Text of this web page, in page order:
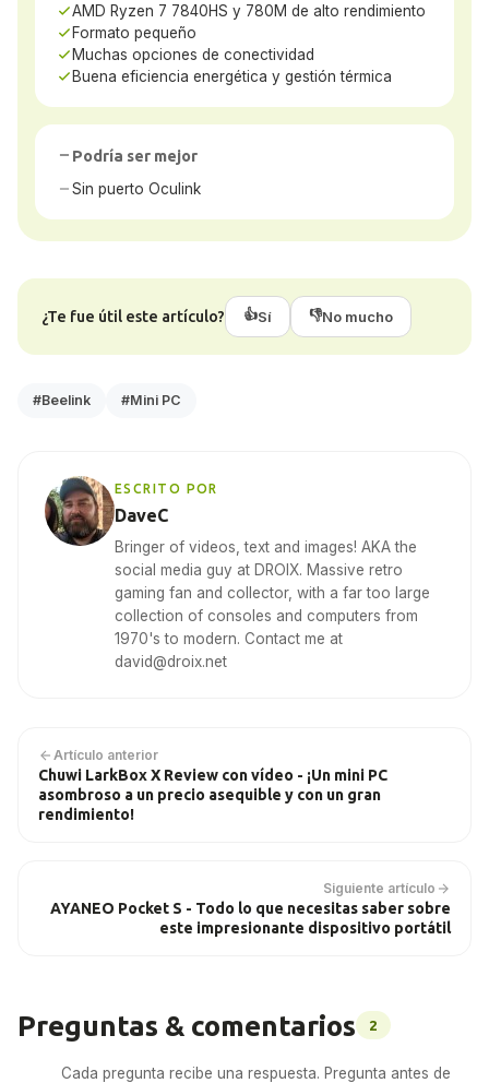
AMD Ryzen 7 7840HS y 780M de alto rendimiento
Formato pequeño
Muchas opciones de conectividad
Buena eficiencia energética y gestión térmica
Podría ser mejor
Sin puerto Oculink
¿Te fue útil este artículo? 👍Sí 👎No mucho
#Beelink #Mini PC
ESCRITO POR
DaveC
Bringer of videos, text and images! AKA the
social media guy at DROIX. Massive retro
gaming fan and collector, with a far too large
collection of consoles and computers from
1970's to modern. Contact me at
david@droix.net
Artículo anterior
Chuwi LarkBox X Review con vídeo - ¡Un mini PC
asombroso a un precio asequible y con un gran
rendimiento!
Siguiente artículo
AYANEO Pocket S - Todo lo que necesitas saber sobre
este impresionante dispositivo portátil
Preguntas & comentarios 2
Cada pregunta recibe una respuesta. Pregunta antes de